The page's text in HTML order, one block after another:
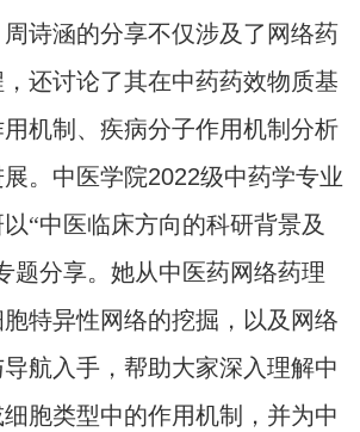
诗涵的分享不仅涉及了网络药
还讨论了其在中药药效物质基
机制、疾病分子作用机制分析
。中医学院2022级中药学专业
“中医临床方向的科研背景及
题分享。她从中医药网络药理
特异性网络的挖掘，以及网络
航入手，帮助大家深入理解中
胞类型中的作用机制，并为中